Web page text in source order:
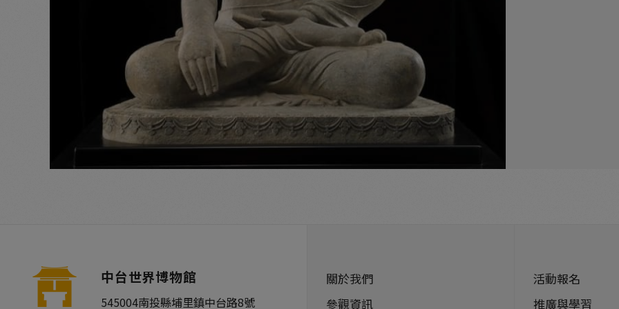
中台世界博物館
545004南投縣埔里鎮中台路8號
關於我們
參觀資訊
活動報名
推廣與學習